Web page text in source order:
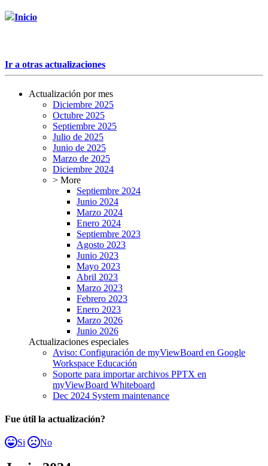
Inicio
Ir a otras actualizaciones
Actualización por mes
Diciembre 2025
Octubre 2025
Septiembre 2025
Julio de 2025
Junio de 2025
Marzo de 2025
Diciembre 2024
> More
Septiembre 2024
Junio 2024
Marzo 2024
Enero 2024
Septiembre 2023
Agosto 2023
Junio 2023
Mayo 2023
Abril 2023
Marzo 2023
Febrero 2023
Enero 2023
Marzo 2026
Junio 2026
Actualizaciones especiales
Aviso: Configuración de myViewBoard en Google
Workspace Educación
Soporte para importar archivos PPTX en
myViewBoard Whiteboard
Dec 2024 System maintenance
Fue útil la actualización?
Si No